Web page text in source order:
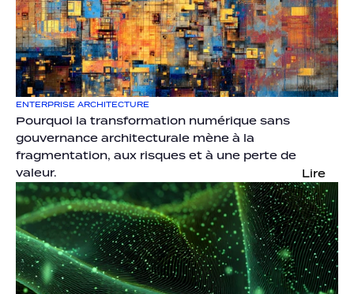
ENTERPRISE ARCHITECTURE
Pourquoi la transformation numérique sans
gouvernance architecturale mène à la
fragmentation, aux risques et à une perte de
valeur.
Lire